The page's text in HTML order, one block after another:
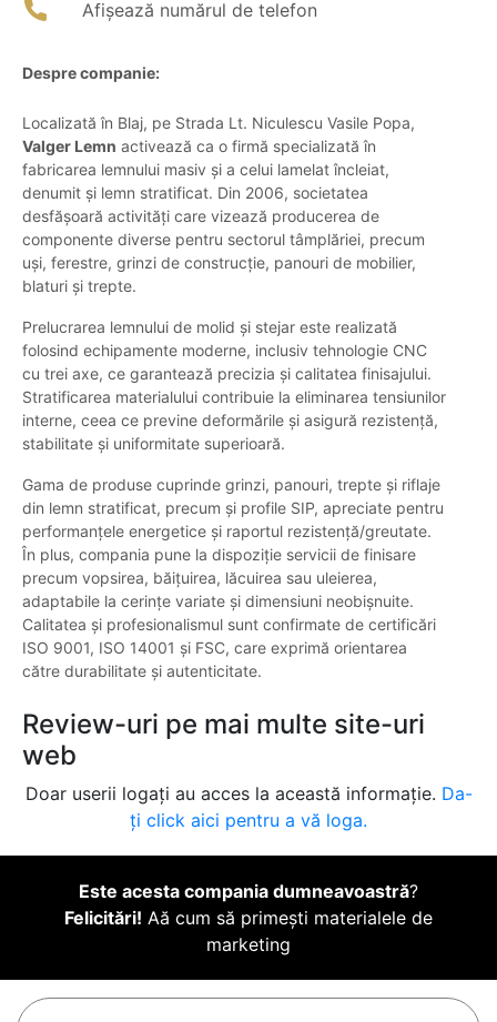
Afișează numărul de telefon
Despre companie:
Localizată în Blaj, pe Strada Lt. Niculescu Vasile Popa,
Valger Lemn activează ca o firmă specializată în
fabricarea lemnului masiv și a celui lamelat încleiat,
denumit și lemn stratificat. Din 2006, societatea
desfășoară activități care vizează producerea de
componente diverse pentru sectorul tâmplăriei, precum
uși, ferestre, grinzi de construcție, panouri de mobilier,
blaturi și trepte.
Prelucrarea lemnului de molid și stejar este realizată
folosind echipamente moderne, inclusiv tehnologie CNC
cu trei axe, ce garantează precizia și calitatea finisajului.
Stratificarea materialului contribuie la eliminarea tensiunilor
interne, ceea ce previne deformările și asigură rezistență,
stabilitate și uniformitate superioară.
Gama de produse cuprinde grinzi, panouri, trepte și riflaje
din lemn stratificat, precum și profile SIP, apreciate pentru
performanțele energetice și raportul rezistență/greutate.
În plus, compania pune la dispoziție servicii de finisare
precum vopsirea, băițuirea, lăcuirea sau uleierea,
adaptabile la cerințe variate și dimensiuni neobișnuite.
Calitatea și profesionalismul sunt confirmate de certificări
ISO 9001, ISO 14001 și FSC, care exprimă orientarea
către durabilitate și autenticitate.
Review-uri pe mai multe site-uri
web
Doar userii logați au acces la această informație. Da-
ți click aici pentru a vă loga.
Este acesta compania dumneavoastră?
Felicitări! Aă cum să primești materialele de
marketing